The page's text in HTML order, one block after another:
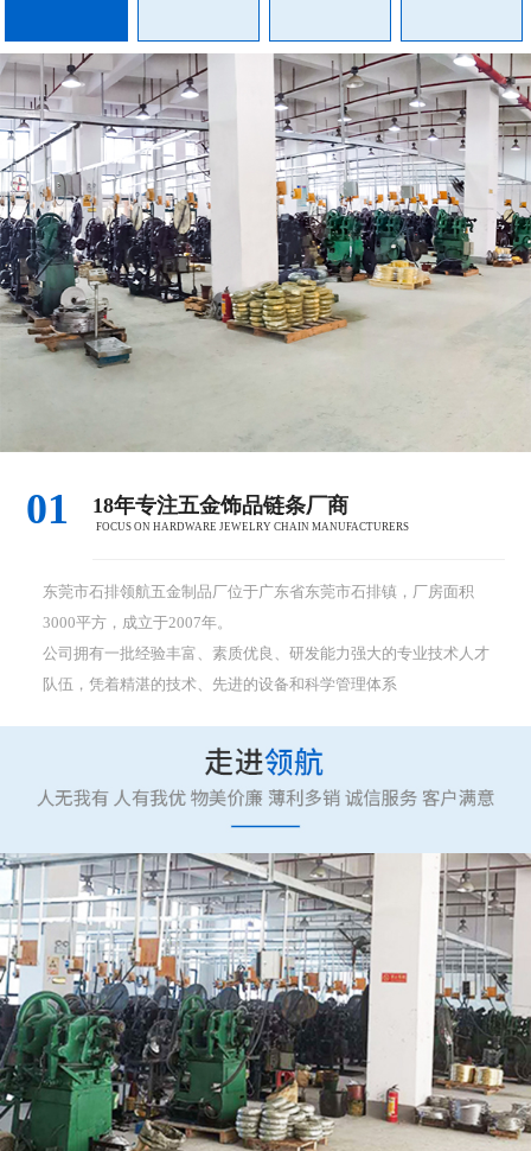
01 18年专注五金饰品链条厂商
FOCUS ON HARDWARE JEWELRY CHAIN MANUFACTURERS
东莞市石排领航五金制品厂位于广东省东莞市石排镇，厂房面积
3000平方，成立于2007年。
公司拥有一批经验丰富、素质优良、研发能力强大的专业技术人才
队伍，凭着精湛的技术、先进的设备和科学管理体系